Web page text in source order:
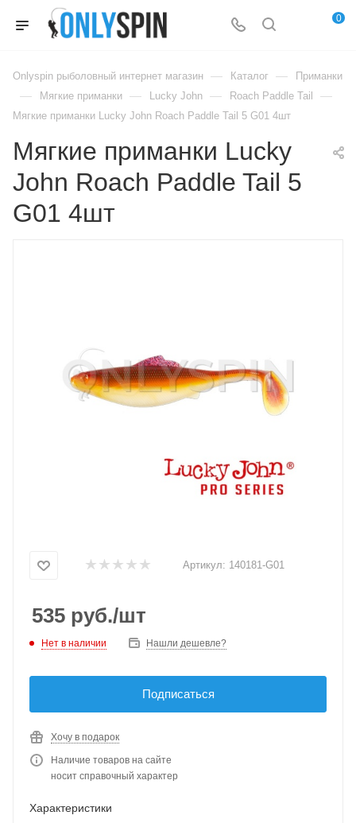
0
Onlyspin рыболовный интернет магазин — Каталог — Приманки
— Мягкие приманки — Lucky John — Roach Paddle Tail —
Мягкие приманки Lucky John Roach Paddle Tail 5 G01 4шт
Мягкие приманки Lucky
John Roach Paddle Tail 5
G01 4шт
Артикул: 140181-G01
535 руб./шт
Нет в наличии Нашли дешевле?
Подписаться
Хочу в подарок
Наличие товаров на сайте
носит справочный характер
Характеристики